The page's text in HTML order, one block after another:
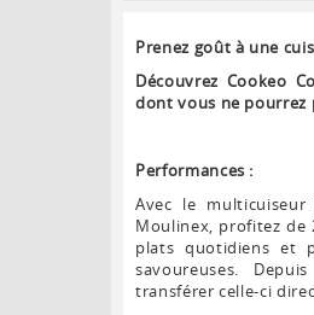
Prenez goût à une
Découvrez Cookeo
dont vous ne pourrez
Performances :
Avec le multicuiseur
Moulinex, profitez de
plats quotidiens et
savoureuses.
transférer celle-ci